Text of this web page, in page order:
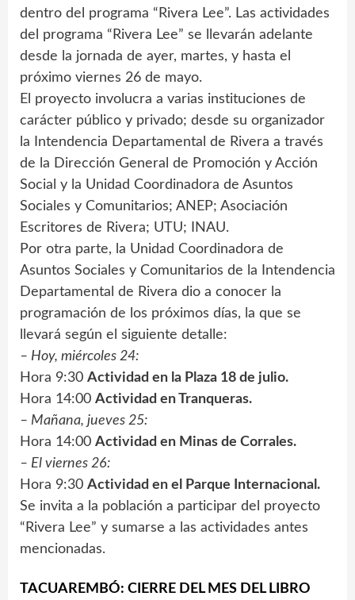
dentro del programa “Rivera Lee”. Las actividades
del programa “Rivera Lee” se llevarán adelante
desde la jornada de ayer, martes, y hasta el
próximo viernes 26 de mayo.
El proyecto involucra a varias instituciones de
carácter público y privado; desde su organizador
la Intendencia Departamental de Rivera a través
de la Dirección General de Promoción y Acción
Social y la Unidad Coordinadora de Asuntos
Sociales y Comunitarios; ANEP; Asociación
Escritores de Rivera; UTU; INAU.
Por otra parte, la Unidad Coordinadora de
Asuntos Sociales y Comunitarios de la Intendencia
Departamental de Rivera dio a conocer la
programación de los próximos días, la que se
llevará según el siguiente detalle:
– Hoy, miércoles 24:
Hora 9:30 Actividad en la Plaza 18 de julio.
Hora 14:00 Actividad en Tranqueras.
– Mañana, jueves 25:
Hora 14:00 Actividad en Minas de Corrales.
– El viernes 26:
Hora 9:30 Actividad en el Parque Internacional.
Se invita a la población a participar del proyecto
“Rivera Lee” y sumarse a las actividades antes
mencionadas.
TACUAREMBÓ: CIERRE DEL MES DEL LIBRO